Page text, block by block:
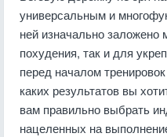
универсальным и
ней изначально заложено
похудения, так и для
перед началом
каких результатов вы
вам правильно выбрать
нацеленных на